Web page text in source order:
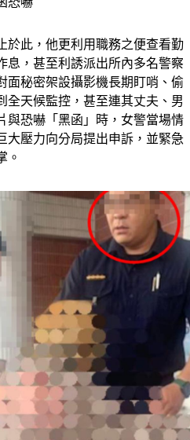
於此，他更利用職務之便查看勤
息，甚至利誘派出所內多名警察
面秘密架設攝影機長期盯哨、偷
全天候監控，甚至連其丈夫、男
與恐嚇「黑函」時，女警當場情
壓力向分局提出申訴，並緊急